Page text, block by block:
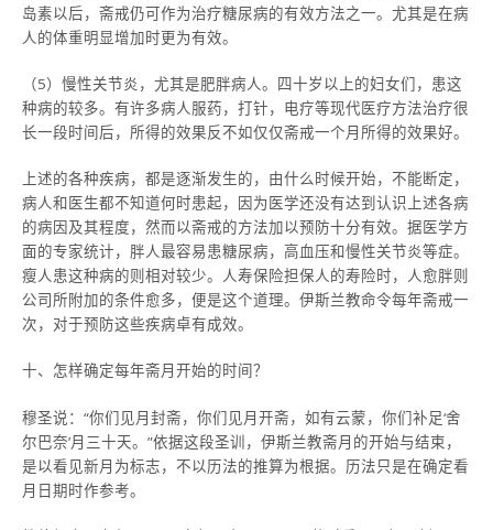
岛素以后，斋戒仍可作为治疗糖尿病的有效方法之一。尤其是在病
人的体重明显增加时更为有效。
（5）慢性关节炎，尤其是肥胖病人。四十岁以上的妇女们，患这
种病的较多。有许多病人服药，打针，电疗等现代医疗方法治疗很
长一段时间后，所得的效果反不如仅仅斋戒一个月所得的效果好。
上述的各种疾病，都是逐渐发生的，由什么时候开始，不能断定，
病人和医生都不知道何时患起，因为医学还没有达到认识上述各病
的病因及其程度，然而以斋戒的方法加以预防十分有效。据医学方
面的专家统计，胖人最容易患糖尿病，高血压和慢性关节炎等症。
瘦人患这种病的则相对较少。人寿保险担保人的寿险时，人愈胖则
公司所附加的条件愈多，便是这个道理。伊斯兰教命令每年斋戒一
次，对于预防这些疾病卓有成效。
十、怎样确定每年斋月开始的时间？
穆圣说：“你们见月封斋，你们见月开斋，如有云蒙，你们补足‘舍
尔巴奈’月三十天。”依据这段圣训，伊斯兰教斋月的开始与结束，
是以看见新月为标志，不以历法的推算为根据。历法只是在确定看
月日期时作参考。